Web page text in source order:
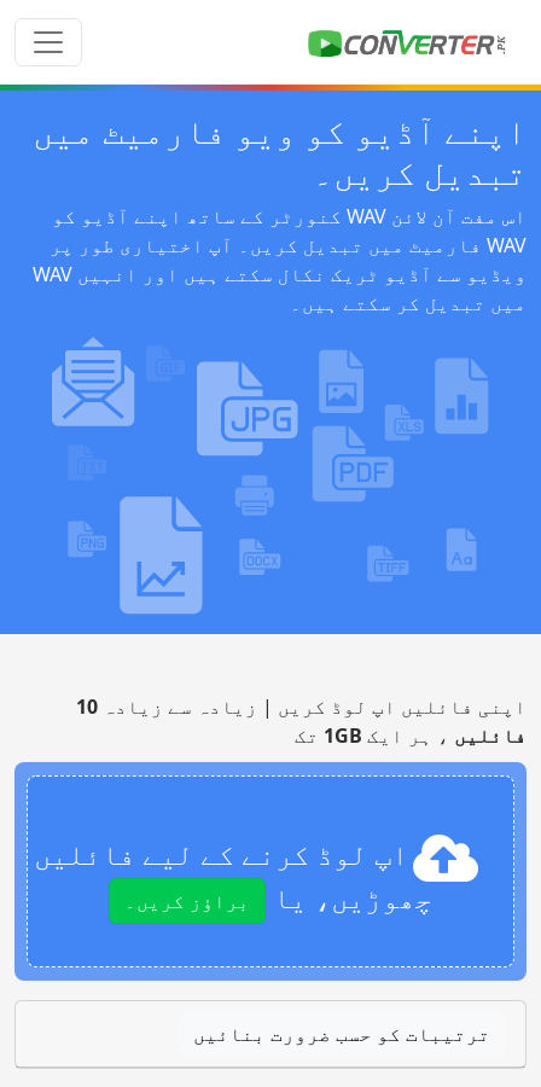
اپنے آڈیو کو ویو فارمیٹ میں
تبدیل کریں۔
اس مفت آن لائن WAV کنورٹر کے ساتھ اپنے آڈیو کو
WAV فارمیٹ میں تبدیل کریں۔ آپ اختیاری طور پر
ویڈیو سے آڈیو ٹریک نکال سکتے ہیں اور انہیں WAV
میں تبدیل کر سکتے ہیں۔
اپنی فائلیں اپ لوڈ کریں | زیادہ سے زیادہ 10
فائلیں ، ہر ایک 1GB تک
اپ لوڈ کرنے کے لیے فائلیں
چھوڑیں، یا
براؤز کریں۔
ترتیبات کو حسب ضرورت بنائیں